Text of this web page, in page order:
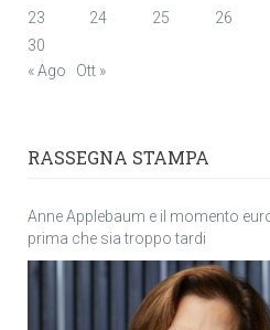
23
24 25 26
30
« Ago
Ott »
RASSEGNA STAMPA
Anne Applebaum e il momento
prima che sia troppo tardi